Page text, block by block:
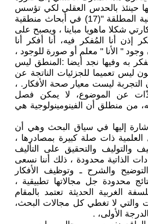
حينئذ بالحدس العقلي لكي تؤسس
عليها المعرفة اليقينية المطلقة "(17) في أبحاث منطقية
شكلا ماهويا مباينا ، ويصبح على
إذن أنا المُفكر فيه، أنا أفكر أنا
وجود " الأنا " معلم أو صورة للوجود ،
به وفيها نجد أيضا :المنطق ليس
ليس تعميما للجزئيات الناتجة عن
التجربة ليست معيار صحة الأفكار. ،
عن الموضوع، لا يمكن فصل
من منطلق أن الفينومينولوجية هي
إليها في سياق البحث وهي أن
العلمية ذات صلة كبيرة بمصادرها ،
والتوليف والتحقيق على التأليف
الذاتية محدودة ، ذلك أننا نسعى
والشرح ـ وتوظيف الأفكار
محدودة جل مجالاتها تطبيقية ،
الغربية الحديثة تعتمد بالمقام
والتي لا تغطي كل مجالات البحث،
الأولى، .